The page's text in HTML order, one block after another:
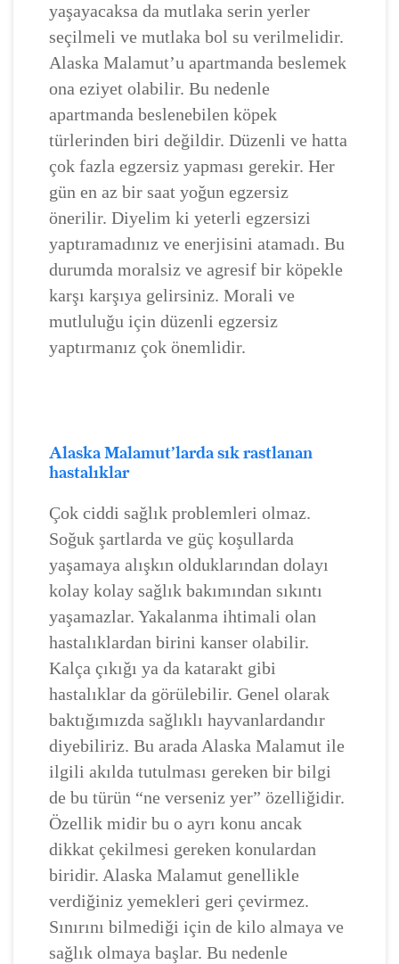
yaşayacaksa da mutlaka serin yerler
seçilmeli ve mutlaka bol su verilmelidir.
Alaska Malamut’u apartmanda beslemek
ona eziyet olabilir. Bu nedenle
apartmanda beslenebilen köpek
türlerinden biri değildir. Düzenli ve hatta
çok fazla egzersiz yapması gerekir. Her
gün en az bir saat yoğun egzersiz
önerilir. Diyelim ki yeterli egzersizi
yaptıramadınız ve enerjisini atamadı. Bu
durumda moralsiz ve agresif bir köpekle
karşı karşıya gelirsiniz. Morali ve
mutluluğu için düzenli egzersiz
yaptırmanız çok önemlidir.
Alaska Malamut’larda sık rastlanan
hastalıklar
Çok ciddi sağlık problemleri olmaz.
Soğuk şartlarda ve güç koşullarda
yaşamaya alışkın olduklarından dolayı
kolay kolay sağlık bakımından sıkıntı
yaşamazlar. Yakalanma ihtimali olan
hastalıklardan birini kanser olabilir.
Kalça çıkığı ya da katarakt gibi
hastalıklar da görülebilir. Genel olarak
baktığımızda sağlıklı hayvanlardandır
diyebiliriz. Bu arada Alaska Malamut ile
ilgili akılda tutulması gereken bir bilgi
de bu türün “ne verseniz yer” özelliğidir.
Özellik midir bu o ayrı konu ancak
dikkat çekilmesi gereken konulardan
biridir. Alaska Malamut genellikle
verdiğiniz yemekleri geri çevirmez.
Sınırını bilmediği için de kilo almaya ve
sağlık olmaya başlar. Bu nedenle